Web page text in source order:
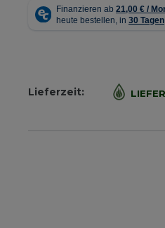
Lieferzeit: